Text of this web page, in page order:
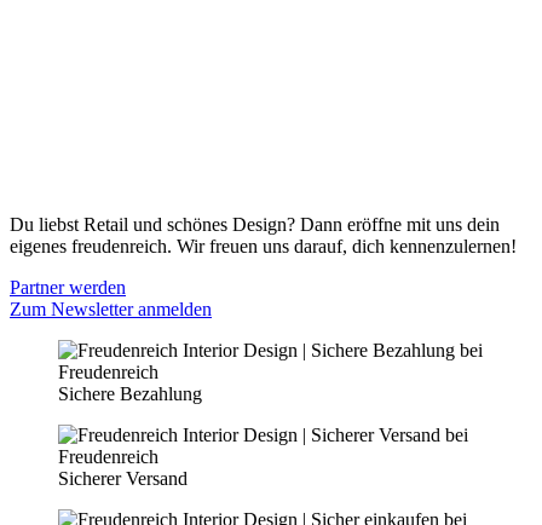
Du liebst Retail und schönes Design? Dann eröffne mit uns dein
eigenes freudenreich. Wir freuen uns darauf, dich kennenzulernen!
Partner werden
Zum Newsletter anmelden
Sichere Bezahlung
Sicherer Versand